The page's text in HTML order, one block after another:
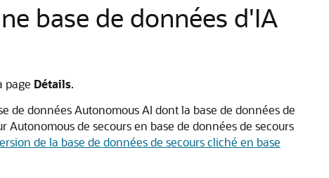
base de données d'IA
page Détails.
de données Autonomous AI dont la base de données de
de secours en base de données de secours
de la base de données de secours cliché en base